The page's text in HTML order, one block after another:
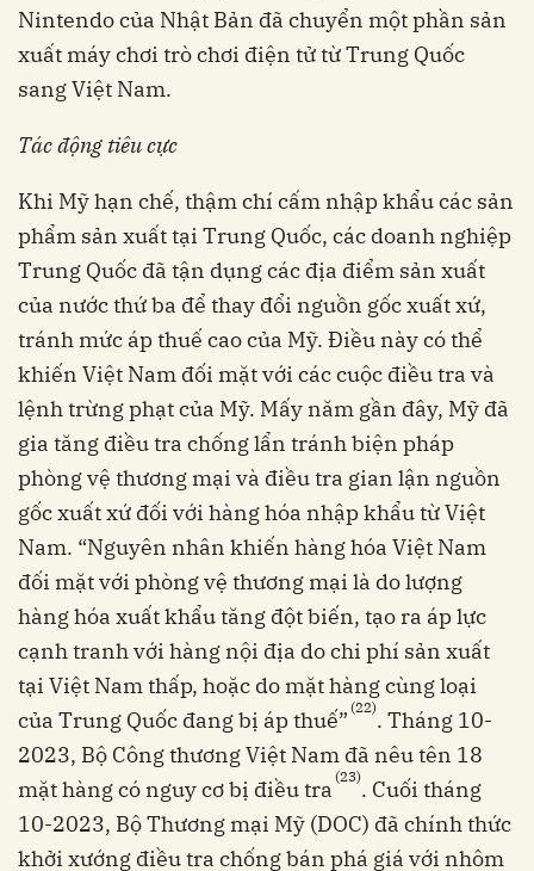
Nintendo của Nhật Bản đã chuyển một phần sản
xuất máy chơi trò chơi điện tử từ Trung Quốc
sang Việt Nam.
Tác động tiêu cực
Khi Mỹ hạn chế, thậm chí cấm nhập khẩu các sản
phẩm sản xuất tại Trung Quốc, các doanh nghiệp
Trung Quốc đã tận dụng các địa điểm sản xuất
của nước thứ ba để thay đổi nguồn gốc xuất xứ,
tránh mức áp thuế cao của Mỹ. Điều này có thể
khiến Việt Nam đối mặt với các cuộc điều tra và
lệnh trừng phạt của Mỹ. Mấy năm gần đây, Mỹ đã
gia tăng điều tra chống lẩn tránh biện pháp
phòng vệ thương mại và điều tra gian lận nguồn
gốc xuất xứ đối với hàng hóa nhập khẩu từ Việt
Nam. “Nguyên nhân khiến hàng hóa Việt Nam
đối mặt với phòng vệ thương mại là do lượng
hàng hóa xuất khẩu tăng đột biến, tạo ra áp lực
cạnh tranh với hàng nội địa do chi phí sản xuất
tại Việt Nam thấp, hoặc do mặt hàng cùng loại
của Trung Quốc đang bị áp thuế” (22). Tháng 10-
2023, Bộ Công thương Việt Nam đã nêu tên 18
mặt hàng có nguy cơ bị điều tra (23). Cuối tháng
10-2023, Bộ Thương mại Mỹ (DOC) đã chính thức
khởi xướng điều tra chống bán phá giá với nhôm